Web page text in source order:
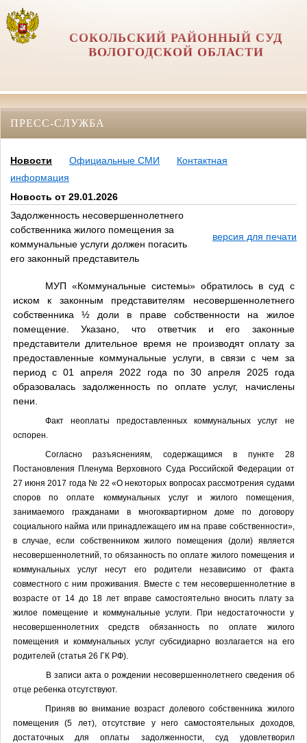
СОКОЛЬСКИЙ РАЙОННЫЙ СУД
ВОЛОГОДСКОЙ ОБЛАСТИ
ПРЕСС-СЛУЖБА
Новости Официальные СМИ
Контактная
информация
Новость от 29.01.2026
Задолженность несовершеннолетнего
собственника жилого помещения за
коммунальные услуги должен погасить
его законный представитель
версия для печати
МУП «Коммунальные системы» обратилось в суд с
иском к законным представителям несовершеннолетнего
собственника ½ доли в праве собственности на жилое
помещение. Указано, что ответчик и его законные
представители длительное время не производят оплату за
предоставленные коммунальные услуги, в связи с чем за
период с 01 апреля 2022 года по 30 апреля 2025 года
образовалась задолженность по оплате услуг, начислены
пени.
Факт неоплаты предоставленных коммунальных услуг не
оспорен.
Согласно разъяснениям, содержащимся в пункте 28
Постановления Пленума Верховного Суда Российской Федерации от
27 июня 2017 года № 22 «О некоторых вопросах рассмотрения судами
споров по оплате коммунальных услуг и жилого помещения,
занимаемого гражданами в многоквартирном доме по договору
социального найма или принадлежащего им на праве собственности»,
в случае, если собственником жилого помещения (доли) является
несовершеннолетний, то обязанность по оплате жилого помещения и
коммунальных услуг несут его родители независимо от факта
совместного с ним проживания. Вместе с тем несовершеннолетние в
возрасте от 14 до 18 лет вправе самостоятельно вносить плату за
жилое помещение и коммунальные услуги. При недостаточности у
несовершеннолетних средств обязанность по оплате жилого
помещения и коммунальных услуг субсидиарно возлагается на его
родителей (статья 26 ГК РФ).
В записи акта о рождении несовершеннолетнего сведения об
отце ребенка отсутствуют.
Приняв во внимание возраст долевого собственника жилого
помещения (5 лет), отсутствие у него самостоятельных доходов,
достаточных для оплаты задолженности, суд удовлетворил